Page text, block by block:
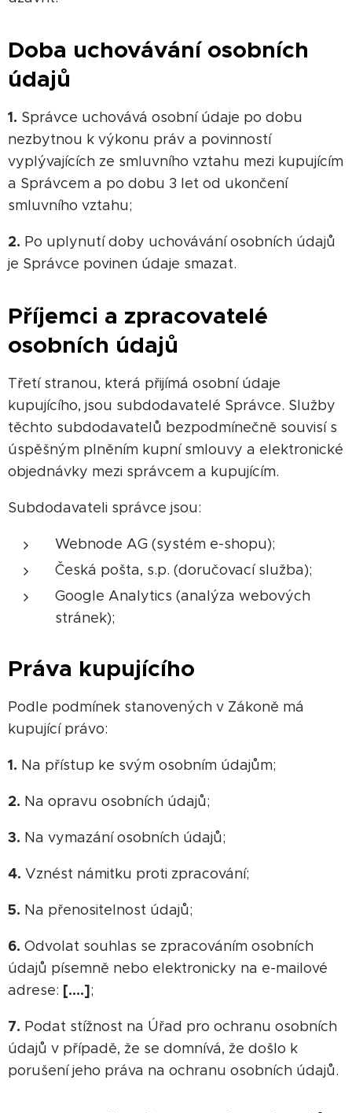
Doba uchovávání osobních
údajů
1. Správce uchovává osobní údaje po dobu
nezbytnou k výkonu práv a povinností
vyplývajících ze smluvního vztahu mezi kupujícím
a Správcem a po dobu 3 let od ukončení
smluvního vztahu;
2. Po uplynutí doby uchovávání osobních údajů
je Správce povinen údaje smazat.
Příjemci a zpracovatelé
osobních údajů
Třetí stranou, která přijímá osobní údaje
kupujícího, jsou subdodavatelé Správce. Služby
těchto subdodavatelů bezpodmínečně souvisí s
úspěšným plněním kupní smlouvy a elektronické
objednávky mezi správcem a kupujícím.
Subdodavateli správce jsou:
Webnode AG (systém e-shopu);
Česká pošta, s.p. (doručovací služba);
Google Analytics (analýza webových
stránek);
Práva kupujícího
Podle podmínek stanovených v Zákoně má
kupující právo:
1. Na přístup ke svým osobním údajům;
2. Na opravu osobních údajů;
3. Na vymazání osobních údajů;
4. Vznést námitku proti zpracování;
5. Na přenositelnost údajů;
6. Odvolat souhlas se zpracováním osobních
údajů písemně nebo elektronicky na e-mailové
adrese: [….];
7. Podat stížnost na Úřad pro ochranu osobních
údajů v případě, že se domnívá, že došlo k
porušení jeho práva na ochranu osobních údajů.